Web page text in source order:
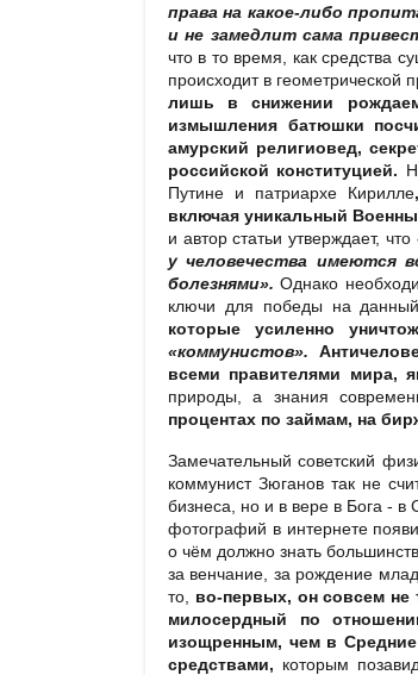
права на какое-либо
и не замедлит сама
что в то время, как средства
происходит в геометрической
лишь в снижении
измышления батюшки
амурский религиовед,
российской конституцией.
Путине и патриархе Кирилле
включая уникальный
и автор статьи утверждает, что
у человечества имеются
болезнями».Однако
ключи для победы на
которые усиленно
«коммунистов».
всеми правителями мира,
природы, а знания
процентах по займам, на
Замечательный советский
коммунист Зюганов так не
бизнеса, но и в вере в Бога - в
фотографий в интернете
о чём должно знать
за венчание, за рождение
то, во-первых, он совсем не
милосердный по
изощренным, чем в Средние
средствами, которым